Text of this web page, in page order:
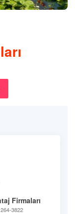
Firmaları
3822